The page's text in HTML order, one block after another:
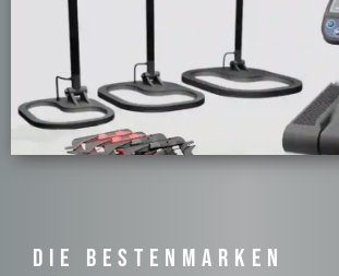
DIE BESTENMARKEN ​